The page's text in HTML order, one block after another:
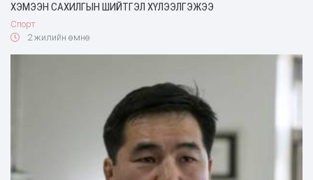
ХЭМЭЭН САХИЛГЫН ШИЙТГЭЛ ХҮЛЭЭЛГЭЖЭЭ
Спорт
2 жилийн өмнө